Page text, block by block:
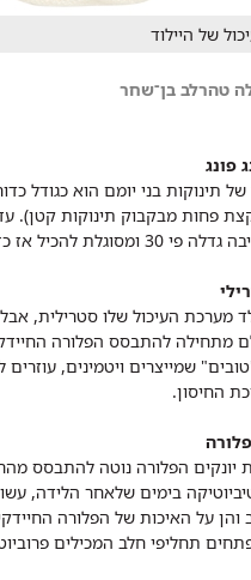
של היילוד
טהרלב בן־שחר
תינוקות בני יומם הוא כגודל
(קצת פחות מבקבוק תינוקות קטן).
להכיל אז כ־1.5 ליטר מזון.
מערכת העיכול שלו סטרילית,
מתחילה להתבסס הפלורה
שמייצרים ויטמינים,
החיסון.
יונקים הפלורה נוטה להתבסס
בימים שלאחר הלידה,
והן על האיכות של הפלורה
תחליפי חלב המכילים